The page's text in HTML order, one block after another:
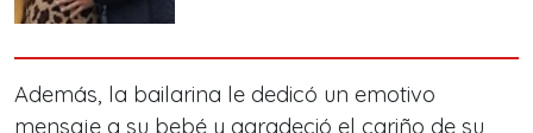
Además, la bailarina le dedicó un emotivo
mensaje a su bebé y agradeció el cariño de su